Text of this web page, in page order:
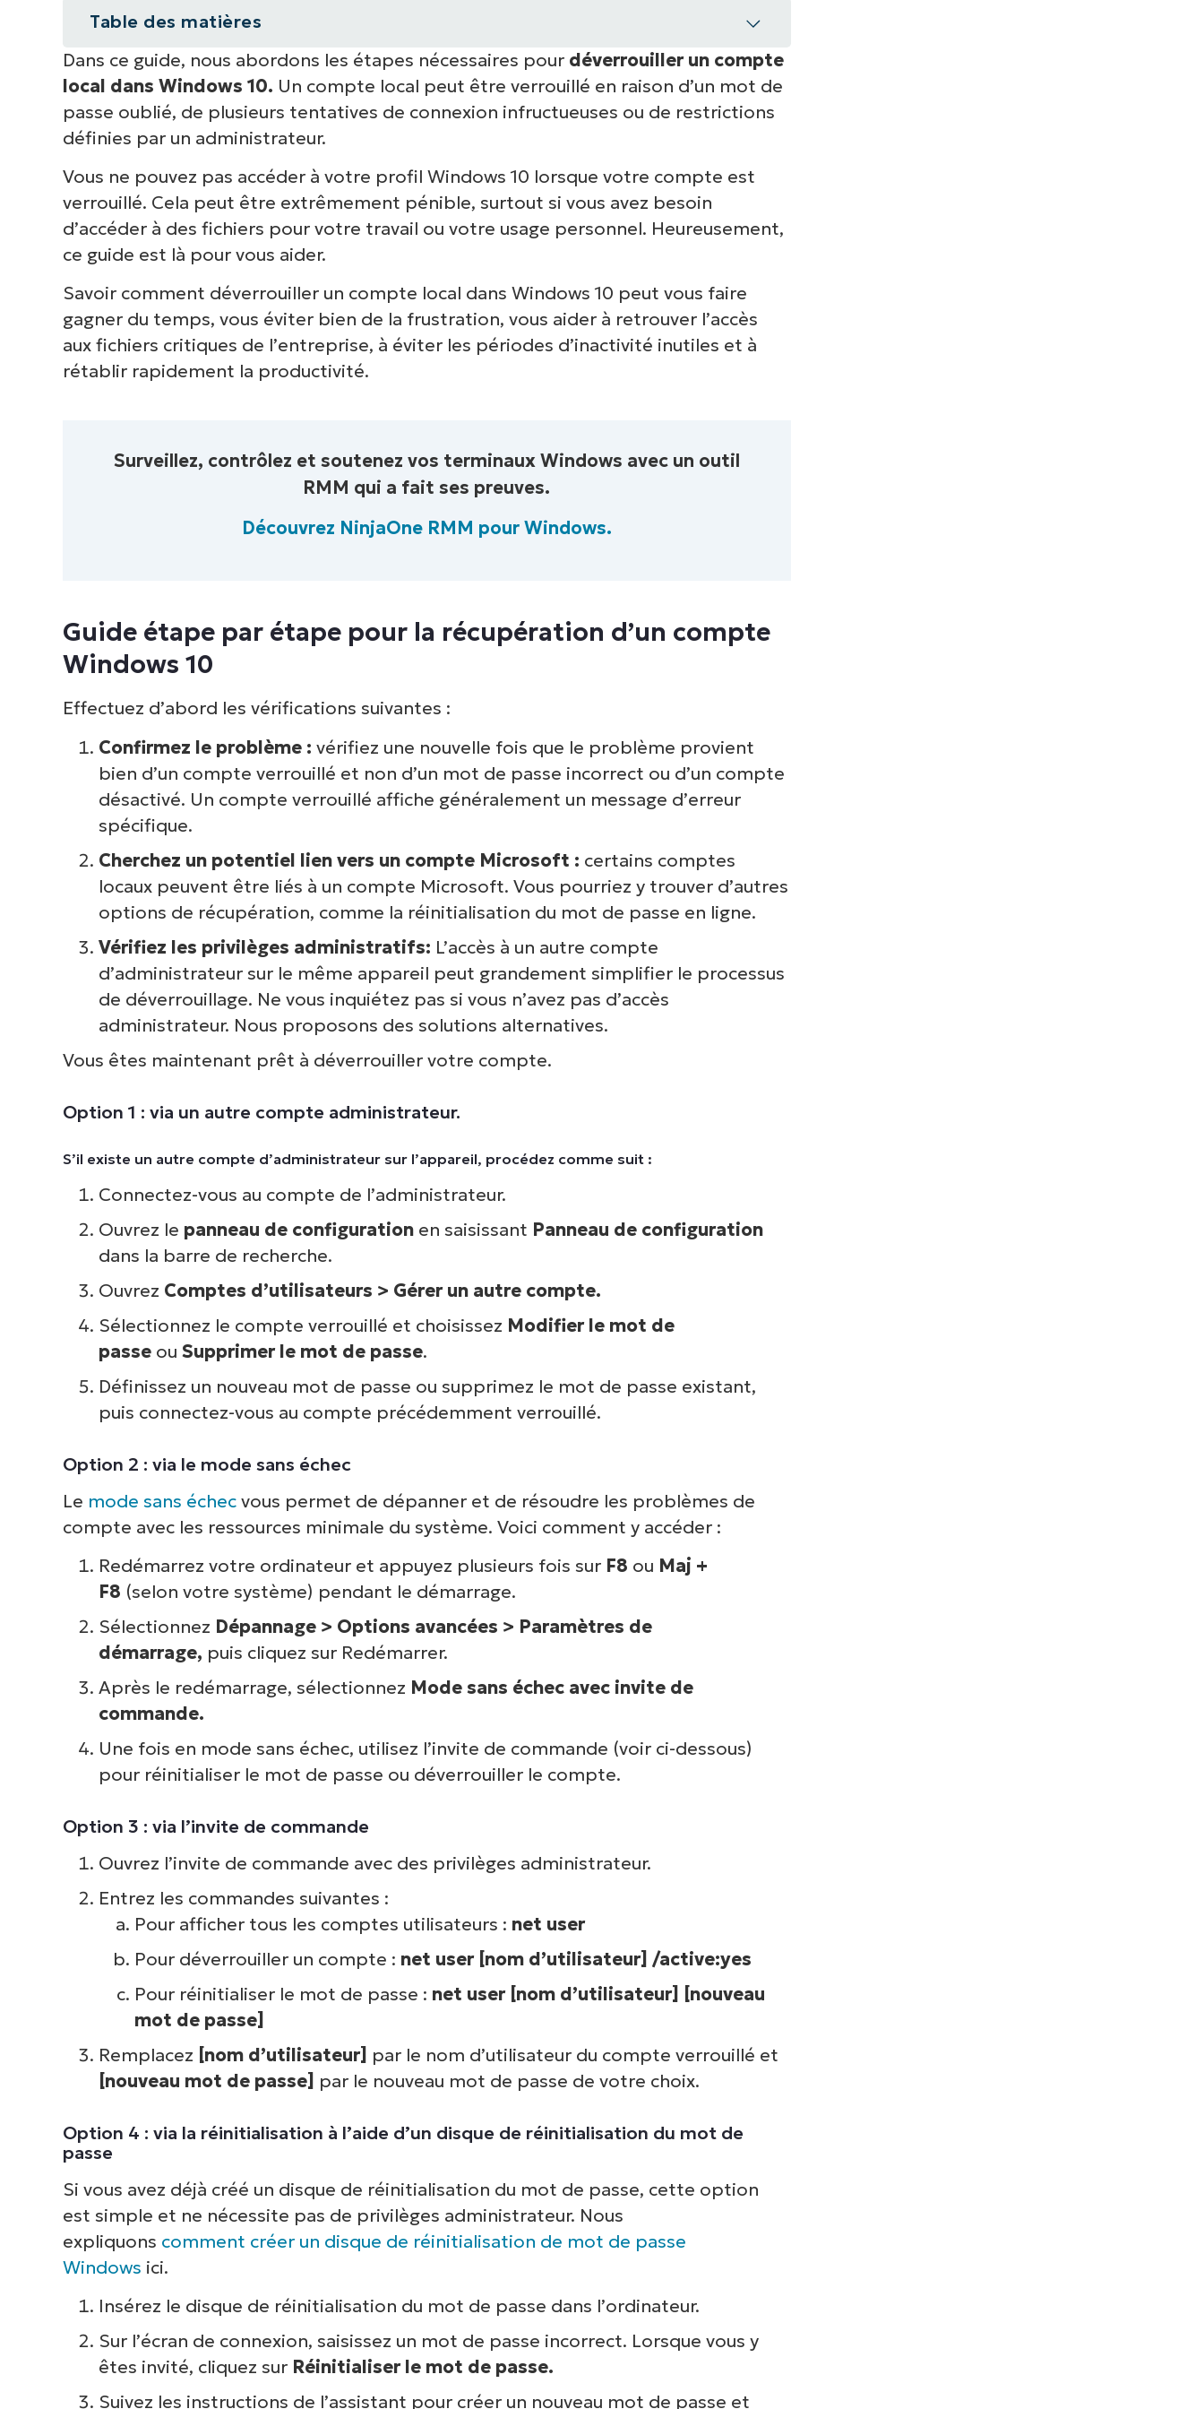
Table des matières
Guide étape par étape pour la récupération d’un compte Windows 10
Dépannage des comptes locaux verrouillés dans Windows 10
Mesures préventives pour éviter de futurs verrouillages de comptes
Déverrouiller un compte Windows
FAQ
Dans ce guide, nous abordons les étapes nécessaires pour déverrouiller un compte
local dans Windows 10. Un compte local peut être verrouillé en raison d’un mot de
passe oublié, de plusieurs tentatives de connexion infructueuses ou de restrictions
définies par un administrateur.
Vous ne pouvez pas accéder à votre profil Windows 10 lorsque votre compte est
verrouillé. Cela peut être extrêmement pénible, surtout si vous avez besoin
d’accéder à des fichiers pour votre travail ou votre usage personnel. Heureusement,
ce guide est là pour vous aider.
Savoir comment déverrouiller un compte local dans Windows 10 peut vous faire
gagner du temps, vous éviter bien de la frustration, vous aider à retrouver l’accès
aux fichiers critiques de l’entreprise, à éviter les périodes d’inactivité inutiles et à
rétablir rapidement la productivité.
Surveillez, contrôlez et soutenez vos terminaux Windows avec un outil
RMM qui a fait ses preuves.
Découvrez NinjaOne RMM pour Windows.
Guide étape par étape pour la récupération d’un compte
Windows 10
Effectuez d’abord les vérifications suivantes :
Confirmez le problème : vérifiez une nouvelle fois que le problème provient
bien d’un compte verrouillé et non d’un mot de passe incorrect ou d’un compte
désactivé. Un compte verrouillé affiche généralement un message d’erreur
spécifique.
Cherchez un potentiel lien vers un compte Microsoft : certains comptes
locaux peuvent être liés à un compte Microsoft. Vous pourriez y trouver d’autres
options de récupération, comme la réinitialisation du mot de passe en ligne.
Vérifiez les privilèges administratifs: L’accès à un autre compte
d’administrateur sur le même appareil peut grandement simplifier le processus
de déverrouillage. Ne vous inquiétez pas si vous n’avez pas d’accès
administrateur. Nous proposons des solutions alternatives.
Vous êtes maintenant prêt à déverrouiller votre compte.
Option 1 : via un autre compte administrateur.
S’il existe un autre compte d’administrateur sur l’appareil, procédez comme suit :
Connectez-vous au compte de l’administrateur.
Ouvrez le panneau de configuration en saisissant Panneau de configuration
dans la barre de recherche.
Ouvrez Comptes d’utilisateurs > Gérer un autre compte.
Sélectionnez le compte verrouillé et choisissez Modifier le mot de
passeou Supprimer le mot de passe.
Définissez un nouveau mot de passe ou supprimez le mot de passe existant,
puis connectez-vous au compte précédemment verrouillé.
Option 2 : via le mode sans échec
Le mode sans échecvous permet de dépanner et de résoudre les problèmes de
compte avec les ressources minimale du système. Voici comment y accéder :
Redémarrez votre ordinateur et appuyez plusieurs fois sur F8 ou Maj +
F8 (selon votre système) pendant le démarrage.
Sélectionnez Dépannage > Options avancées > Paramètres de
démarrage, puis cliquez sur Redémarrer.
Après le redémarrage, sélectionnez Mode sans échec avec invite de
commande.
Une fois en mode sans échec, utilisez l’invite de commande (voir ci-dessous)
pour réinitialiser le mot de passe ou déverrouiller le compte.
Option 3 : via l’invite de commande
Ouvrez l’invite de commande avec des privilèges administrateur.
Entrez les commandes suivantes :
Pour afficher tous les comptes utilisateurs : net user
Pour déverrouiller un compte : net user [nom d’utilisateur] /active:yes
Pour réinitialiser le mot de passe : net user [nom d’utilisateur] [nouveau
mot de passe]
Remplacez [nom d’utilisateur] par le nom d’utilisateur du compte verrouillé et
[nouveau mot de passe] par le nouveau mot de passe de votre choix.
Option 4 : via la réinitialisation à l’aide d’un disque de réinitialisation du mot de
passe
Si vous avez déjà créé un disque de réinitialisation du mot de passe, cette option
est simple et ne nécessite pas de privilèges administrateur. Nous
expliquons comment créer un disque de réinitialisation de mot de passe
Windows ici.
Insérez le disque de réinitialisation du mot de passe dans l’ordinateur.
Sur l’écran de connexion, saisissez un mot de passe incorrect. Lorsque vous y
êtes invité, cliquez sur Réinitialiser le mot de passe.
Suivez les instructions de l’assistant pour créer un nouveau mot de passe et
Voir NinjaOne en action
Parcourez nos démonstrations à la demande pour
informatiques telles que la gestion des terminaux, les
correctifs, le MDM, la gestion des tickets et bien plus
encore.